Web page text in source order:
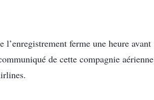
ferme une heure avant
de cette compagnie aérienne